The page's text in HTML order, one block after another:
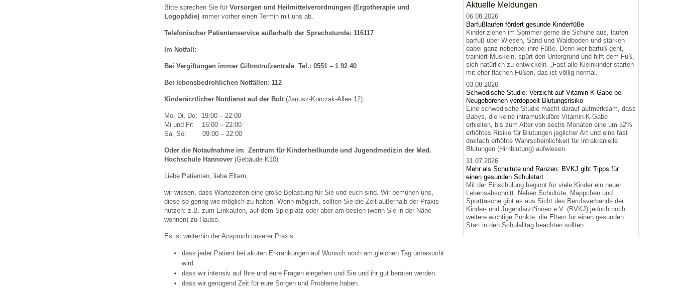
Broschüren und Informationsflyer
Familienzeit gesund gestalten
U0-Vorsorge
Bitte sprechen Sie für Vorsorgen und Heilmittelverordnungen (Ergotherapie und
Logopädie) immer vorher einen Termin mit uns ab.
Telefonischer Patientenservice außerhalb der Sprechstunde: 116117
Im Notfall:
Bei Vergiftungen immer Giftnotrufzentrale Tel.: 0551 – 1 92 40
Bei lebensbedrohlichen Notfällen: 112
Kinderärztlicher Notdienst auf der Bult (Janusz-Korczak-Allee 12):
Mo, Di, Do: 19:00 – 22:00
Mi und Fr: 16:00 – 22:00
Sa, So: 09:00 – 22:00
Oder die Notaufnahme im Zentrum für Kinderheilkunde und Jugendmedizin der Med.
Hochschule Hannover (Gebäude K10)
Liebe Patienten, liebe Eltern,
wir wissen, dass Wartezeiten eine große Belastung für Sie und euch sind. Wir bemühen uns,
diese so gering wie möglich zu halten. Wenn möglich, sollten Sie die Zeit außerhalb der Praxis
nutzen: z.B. zum Einkaufen, auf dem Spielplatz oder aber am besten (wenn Sie in der Nähe
wohnen) zu Hause.
Es ist weiterhin der Anspruch unserer Praxis:
dass jeder Patient bei akuten Erkrankungen auf Wunsch noch am gleichen Tag untersucht
wird.
dass wir intensiv auf Ihre und eure Fragen eingehen und Sie und ihr gut beraten werden.
dass wir genügend Zeit für eure Sorgen und Probleme haben.
Aktuelle Meldungen
06.08.2026
Barfußlaufen fördert gesunde Kinderfüße
Kinder ziehen im Sommer gerne die Schuhe aus, laufen
barfuß über Wiesen, Sand und Waldboden und stärken
dabei ganz nebenbei ihre Füße. Denn wer barfuß geht,
trainiert Muskeln, spürt den Untergrund und hilft dem Fuß,
sich natürlich zu entwickeln. „Fast alle Kleinkinder starten
mit eher flachen Füßen, das ist völlig normal.
03.08.2026
Schwedische Studie: Verzicht auf Vitamin-K-Gabe bei
Neugeborenen verdoppelt Blutungsrisiko
Eine schwedische Studie macht darauf aufmerksam, dass
Babys, die keine intramuskuläre Vitamin-K-Gabe
erhielten, bis zum Alter von sechs Monaten eine um 52%
erhöhtes Risiko für Blutungen jeglicher Art und eine fast
dreifach erhöhte Wahrscheinlichkeit für intrakranielle
Blutungen (Hirnblutung) aufwiesen.
31.07.2026
Mehr als Schultüte und Ranzen: BVKJ gibt Tipps für
einen gesunden Schulstart
Mit der Einschulung beginnt für viele Kinder ein neuer
Lebensabschnitt. Neben Schultüte, Mäppchen und
Sporttasche gibt es aus Sicht des Berufsverbands der
Kinder- und Jugendärzt*innen e.V. (BVKJ) jedoch noch
weitere wichtige Punkte, die Eltern für einen gesunden
Start in den Schulalltag beachten sollten.